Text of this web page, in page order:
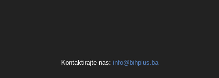
Kontaktirajte nas: info@bihplus.ba